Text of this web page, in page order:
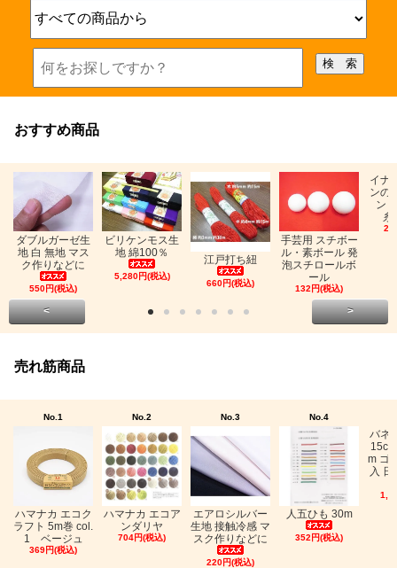
おすすめ商品
ダブルガーゼ生
地 白 無地 マス
ク作りなどに
550円(税込)
ビリケンモス生
地 綿100％
5,280円(税込)
江戸打ち紐
660円(税込)
手芸用 スチボー
ル・素ボール 発
泡スチロールボ
ール
132円(税込)
イナ
ンの
ン
糸
< >
売れ筋商品
No.1
ハマナカ エコク
ラフト 5m巻 col.
1 ベージュ
369円(税込)
No.2
ハマナカ エコア
ンダリヤ
704円(税込)
No.3
エアロシルバー
生地 接触冷感 マ
スク作りなどに
220円(税込)
No.4
人五ひも 30m
352円(税込)
バネ
m ゴ
入